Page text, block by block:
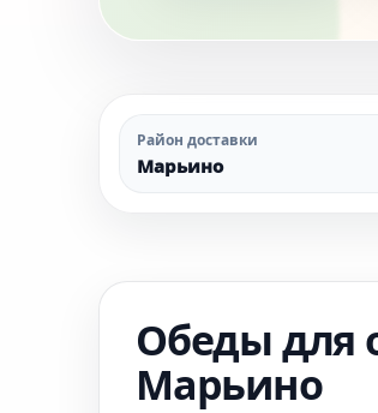
Район доставки
Марьино
Обеды для
Марьино